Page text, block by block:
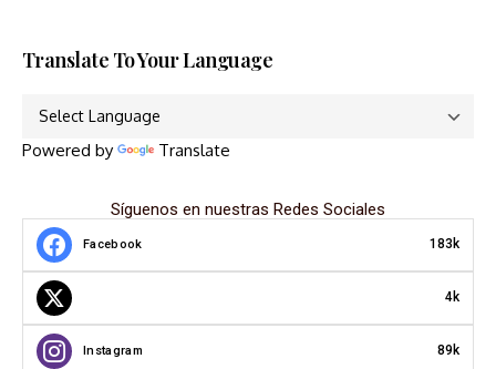
Translate To Your Language
Powered by Translate
Síguenos en nuestras Redes Sociales
Facebook 183k
4k
Instagram 89k